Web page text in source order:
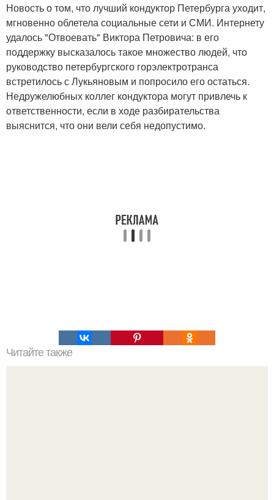
Новость о том, что лучший кондуктор Петербурга уходит,
мгновенно облетела социальные сети и СМИ. Интернету
удалось "Отвоевать" Виктора Петровича: в его
поддержку высказалось такое множество людей, что
руководство петербургского горэлектротранса
встретилось с Лукьяновым и попросило его остаться.
Недружелюбных коллег кондуктора могут привлечь к
ответственности, если в ходе разбирательства
выяснится, что они вели себя недопустимо.
Читайте также